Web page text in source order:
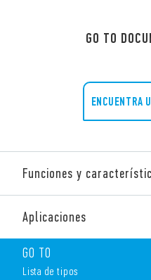
GO TO
ENCUENTRA
Funciones y
líquidos conductivos.
Estos dispositivos tienen las
Función de llenado o
Sensibilidad fija o
Aplicaciones
GO TO
Lista de tipos